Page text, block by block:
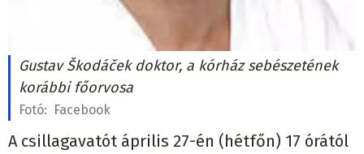
Gustav Škodáček doktor, a kórház sebészetének
korábbi főorvosa
Fotó: Facebook
A csillagavatót április 27-én (hétfőn) 17 órától